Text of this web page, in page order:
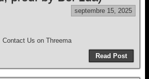
septembre 15, 2025
Contact Us on Threema
Read Post